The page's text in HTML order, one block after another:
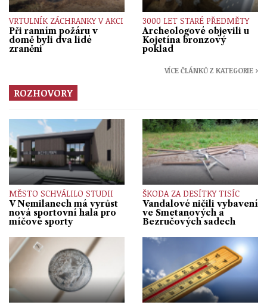
VRTULNÍK ZÁCHRANKY V AKCI
Při ranním požáru v
domě byli dva lidé
zraněni
3000 LET STARÉ PŘEDMĚTY
Archeologové objevili u
Kojetína bronzový
poklad
VÍCE ČLÁNKŮ Z KATEGORIE ›
ROZHOVORY
MĚSTO SCHVÁLILO STUDII
V Nemilanech má vyrůst
nová sportovní hala pro
míčové sporty
ŠKODA ZA DESÍTKY TISÍC
Vandalové ničili vybavení
ve Smetanových a
Bezručových sadech